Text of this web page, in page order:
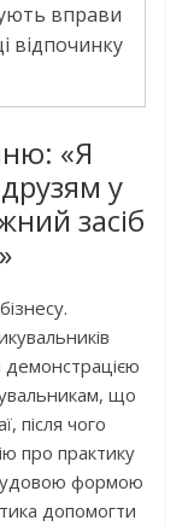
вправи
відпочинку
«Я
у
засіб
демонстрацією
що
після чого
про практику
формою
допомогти